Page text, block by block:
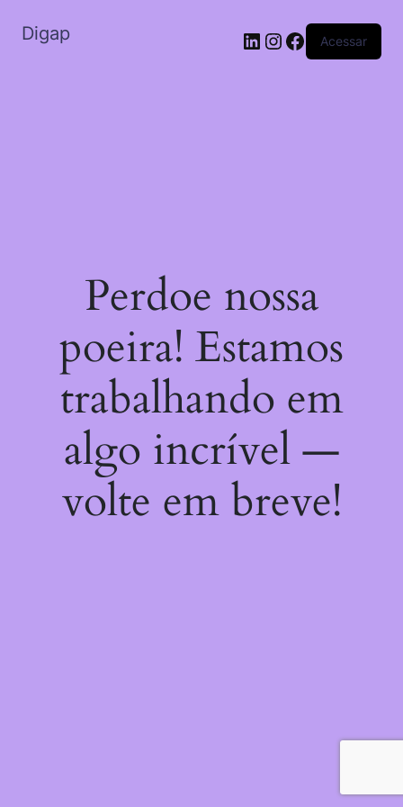
Digap Acessar
Perdoe nossa
poeira! Estamos
trabalhando em
algo incrível —
volte em breve!